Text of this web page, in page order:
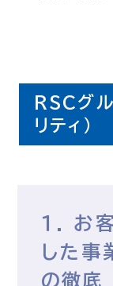
RSCグ
リティ）
１. お
した事
の徹底